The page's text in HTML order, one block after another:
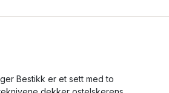
Bestikk er et sett med to